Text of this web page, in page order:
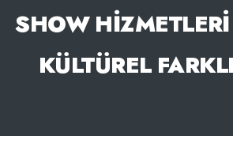
SHOW
KÜLTÜREL